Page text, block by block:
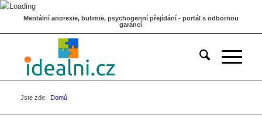
Mentální anorexie, bulimie, psychogenní přejídání - portál s odbornou
garancí
Jste zde: Domů